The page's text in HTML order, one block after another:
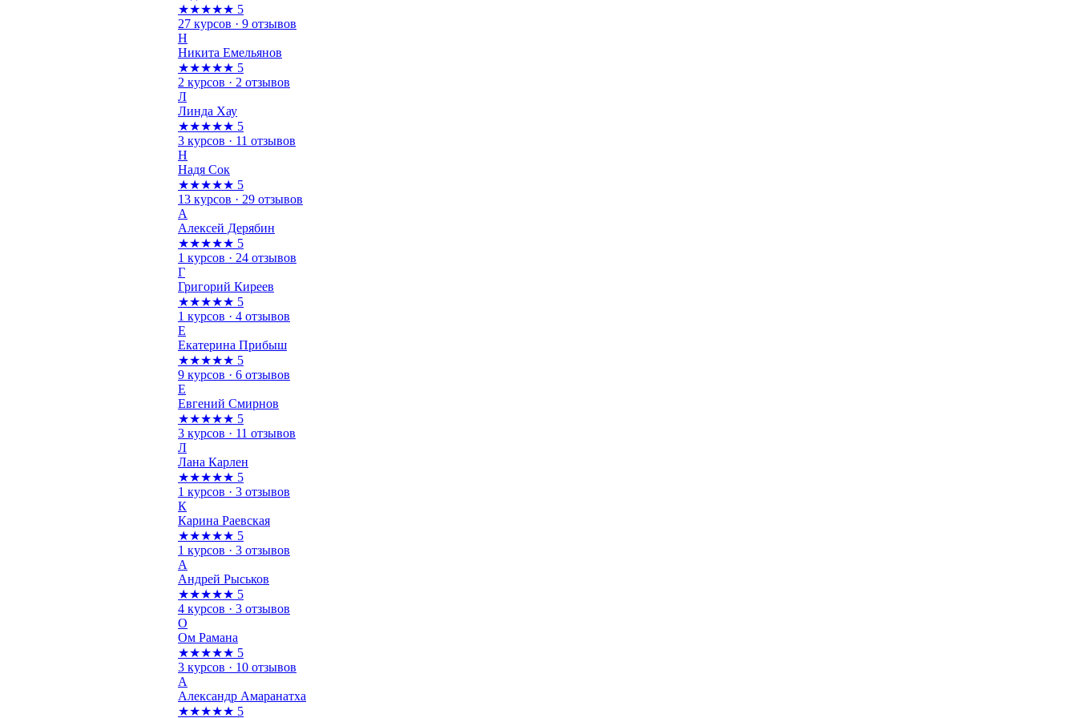
★★★★★ 5
27 курсов · 9 отзывов
Н
Никита Емельянов
★★★★★ 5
2 курсов · 2 отзывов
Л
Линда Хау
★★★★★ 5
3 курсов · 11 отзывов
Н
Надя Сок
★★★★★ 5
13 курсов · 29 отзывов
А
Алексей Дерябин
★★★★★ 5
1 курсов · 24 отзывов
Г
Григорий Киреев
★★★★★ 5
1 курсов · 4 отзывов
Е
Екатерина Прибыш
★★★★★ 5
9 курсов · 6 отзывов
Е
Евгений Смирнов
★★★★★ 5
3 курсов · 11 отзывов
Л
Лана Карлен
★★★★★ 5
1 курсов · 3 отзывов
К
Карина Раевская
★★★★★ 5
1 курсов · 3 отзывов
А
Андрей Рыськов
★★★★★ 5
4 курсов · 3 отзывов
О
Ом Рамана
★★★★★ 5
3 курсов · 10 отзывов
А
Александр Амаранатха
★★★★★ 5